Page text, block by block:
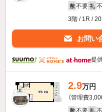
敷 不要 礼
3階 / 1R /
お問い
提
2.9万円
（管理費
敷 礼